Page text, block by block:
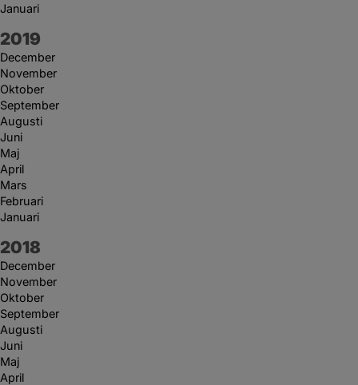
Januari
År:
2019
December
November
Oktober
September
Augusti
Juni
Maj
April
Mars
Februari
Januari
År:
2018
December
November
Oktober
September
Augusti
Juni
Maj
April